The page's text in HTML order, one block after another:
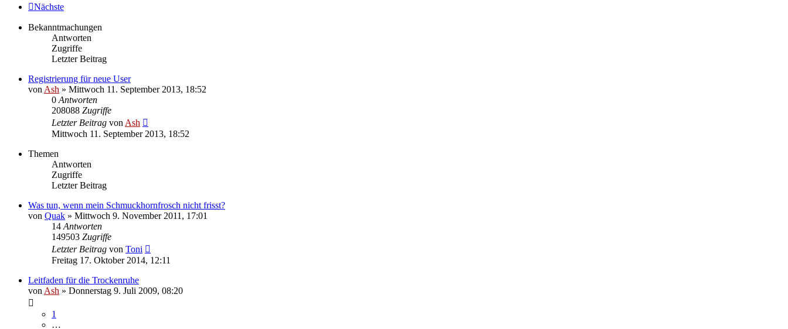
Nächste
Bekanntmachungen
Antworten
Zugriffe
Letzter Beitrag
Registrierung für neue User
von Ash » Mittwoch 11. September 2013, 18:52
0 Antworten
208088 Zugriffe
Letzter Beitrag von Ash
Mittwoch 11. September 2013, 18:52
Themen
Antworten
Zugriffe
Letzter Beitrag
Was tun, wenn mein Schmuckhornfrosch nicht frisst?
von Quak » Mittwoch 9. November 2011, 17:01
14 Antworten
149503 Zugriffe
Letzter Beitrag von Toni
Freitag 17. Oktober 2014, 12:11
Leitfaden für die Trockenruhe
von Ash » Donnerstag 9. Juli 2009, 08:20
1
…